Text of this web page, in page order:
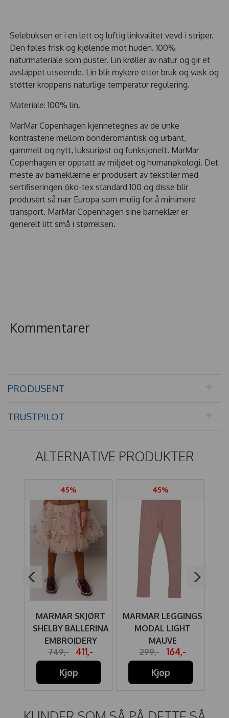
Selebuksen er i en lett og luftig linkvalitet vevd i striper.
Den føles frisk og kjølende mot huden. 100%
naturmateriale som puster. Lin krøller av natur og gir et
avslappet utseende. Lin blir mykere etter bruk og vask og
støtter kroppens naturlige temperatur regulering.
Materiale: 100% lin.
MarMar Copenhagen kjennetegnes av de unke
kontrastene mellom bonderomantisk og urbant,
gammelt og nytt, luksuriøst og funksjonelt. MarMar
Copenhagen er opptatt av miljøet og humanøkologi. Det
meste av barneklærne er produsert av tekstiler med
sertifiseringen öko-tex standard 100 og disse blir
produsert så nær Europa som mulig for å minimere
transport. MarMar Copenhagen sine barneklær er
generelt litt små i størrelsen.
Kommentarer
PRODUSENT
TRUSTPILOT
ALTERNATIVE PRODUKTER
45%
MARMAR SKJØRT
SHELBY BALLERINA
EMBROIDERY
749,-
411,-
Kjøp
45%
MARMAR LEGGINGS
MODAL LIGHT
MAUVE
299,-
164,-
Kjøp